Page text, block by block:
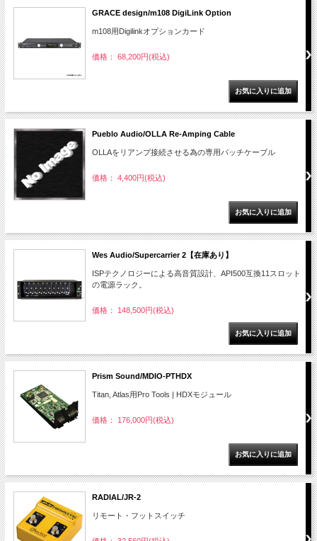
GRACE design/m108 DigiLink Option
m108用Digilinkオプションカード
価格： 68,200円(税込)
Pueblo Audio/OLLA Re-Amping Cable
OLLAをリアンプ接続させる為の専用パッチケーブル
価格： 4,400円(税込)
Wes Audio/Supercarrier 2【在庫あり】
ISPテクノロジーによる高音質設計、API500互換11スロット
の電源ラック。
価格： 148,500円(税込)
Prism Sound/MDIO-PTHDX
Titan, Atlas用Pro Tools | HDXモジュール
価格： 176,000円(税込)
RADIAL/JR-2
リモート・フットスイッチ